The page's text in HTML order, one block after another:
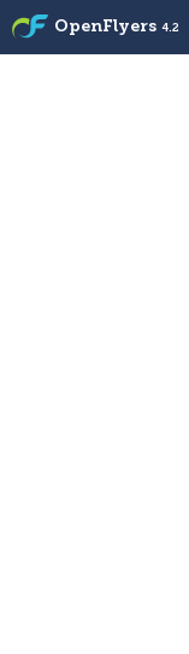
OpenFlyers 4.2